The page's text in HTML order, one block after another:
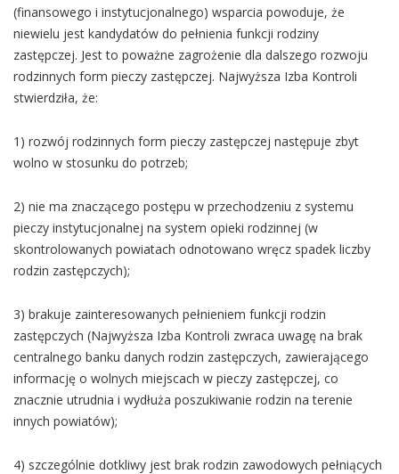
(finansowego i instytucjonalnego) wsparcia powoduje, że
niewielu jest kandydatów do pełnienia funkcji rodziny
zastępczej. Jest to poważne zagrożenie dla dalszego rozwoju
rodzinnych form pieczy zastępczej. Najwyższa Izba Kontroli
stwierdziła, że:
1) rozwój rodzinnych form pieczy zastępczej następuje zbyt
wolno w stosunku do potrzeb;
2) nie ma znaczącego postępu w przechodzeniu z systemu
pieczy instytucjonalnej na system opieki rodzinnej (w
skontrolowanych powiatach odnotowano wręcz spadek liczby
rodzin zastępczych);
3) brakuje zainteresowanych pełnieniem funkcji rodzin
zastępczych (Najwyższa Izba Kontroli zwraca uwagę na brak
centralnego banku danych rodzin zastępczych, zawierającego
informację o wolnych miejscach w pieczy zastępczej, co
znacznie utrudnia i wydłuża poszukiwanie rodzin na terenie
innych powiatów);
4) szczególnie dotkliwy jest brak rodzin zawodowych pełniących